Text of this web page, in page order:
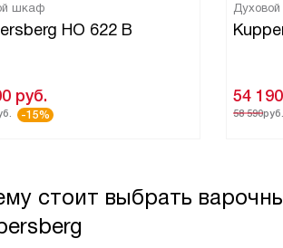
шкаф
HO 622 B
руб.
-15%
54 190
58 590руб.
стоит выбрать